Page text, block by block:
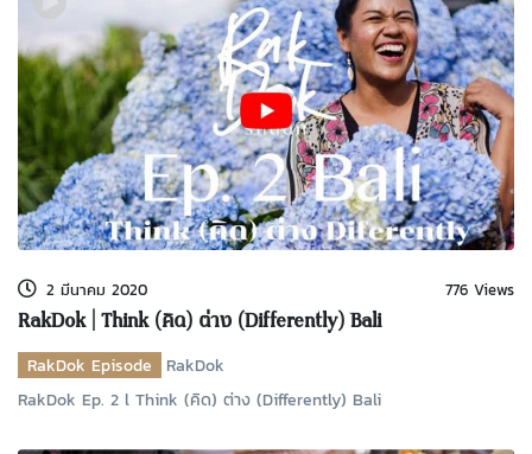
2 มีนาคม 2020 776 Views
RakDok | Think (คิด) ต่าง (Differently) Bali
RakDok Episode
RakDok
RakDok Ep. 2 l Think (คิด) ต่าง (Differently) Bali